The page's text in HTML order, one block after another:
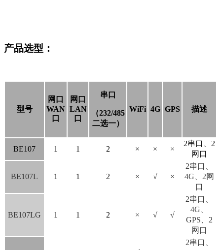
产品选型：
型号
网口
WAN
口
网口
LAN
口
串口
（232/485
二选一）
WiFi 4G GPS 描述
BE107 1 1 2 × × ×
2串口、2
网口
BE107L 1 1 2 × √ ×
2串口、
4G、2网
口
BE107LG 1 1 2 × √ √
2串口、
4G、
GPS、2
网口
2串口、